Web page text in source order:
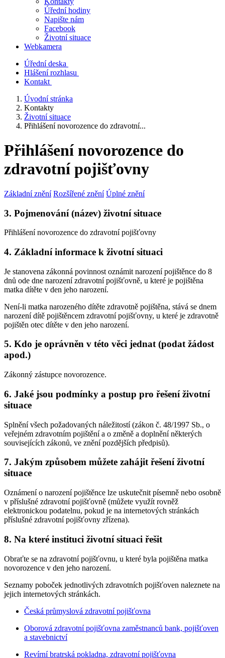
Úřední hodiny
Napište nám
Facebook
Životní situace
Webkamera
Úřední deska
Hlášení rozhlasu
Kontakt
Úvodní stránka
Kontakty
Životní situace
Přihlášení novorozence do zdravotní...
Přihlášení novorozence do
zdravotní pojišťovny
Základní znění Rozšířené znění Úplné znění
3. Pojmenování (název) životní situace
Přihlášení novorozence do zdravotní pojišťovny
4. Základní informace k životní situaci
Je stanovena zákonná povinnost oznámit narození pojištěnce do 8
dnů ode dne narození zdravotní pojišťovně, u které je pojištěna
matka dítěte v den jeho narození.
Není-li matka narozeného dítěte zdravotně pojištěna, stává se dnem
narození dítě pojištěncem zdravotní pojišťovny, u které je zdravotně
pojištěn otec dítěte v den jeho narození.
5. Kdo je oprávněn v této věci jednat (podat žádost
apod.)
Zákonný zástupce novorozence.
6. Jaké jsou podmínky a postup pro řešení životní
situace
Splnění všech požadovaných náležitostí (zákon č. 48/1997 Sb., o
veřejném zdravotním pojištění a o změně a doplnění některých
souvisejících zákonů, ve znění pozdějších předpisů).
7. Jakým způsobem můžete zahájit řešení životní
situace
Oznámení o narození pojištěnce lze uskutečnit písemně nebo osobně
v příslušné zdravotní pojišťovně (můžete využít rovněž
elektronickou podatelnu, pokud je na internetových stránkách
příslušné zdravotní pojišťovny zřízena).
8. Na které instituci životní situaci řešit
Obraťte se na zdravotní pojišťovnu, u které byla pojištěna matka
novorozence v den jeho narození.
Seznamy poboček jednotlivých zdravotních pojišťoven naleznete na
jejich internetových stránkách.
Česká průmyslová zdravotní pojišťovna
Oborová zdravotní pojišťovna zaměstnanců bank, pojišťoven
a stavebnictví
Revírní bratrská pokladna, zdravotní pojišťovna